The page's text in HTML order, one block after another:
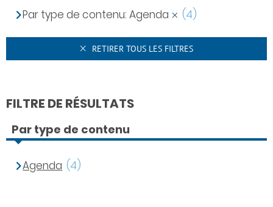
Par type de contenu: Agenda (4)
RETIRER TOUS LES FILTRES
FILTRE DE RÉSULTATS
Par type de contenu
Agenda (4)